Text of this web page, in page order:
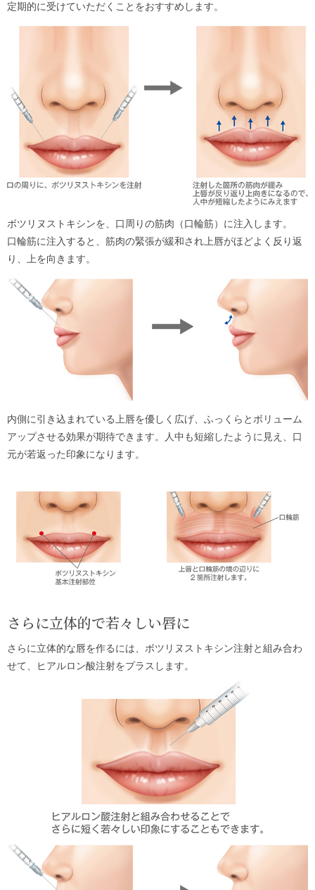
定期的に受けていただくことをおすすめします。
ボツリヌストキシンを、口周りの筋肉（口輪筋）に注入します。
口輪筋に注入すると、筋肉の緊張が緩和され上唇がほどよく反り返
り、上を向きます。
内側に引き込まれている上唇を優しく広げ、ふっくらとボリューム
アップさせる効果が期待できます。人中も短縮したように見え、口
元が若返った印象になります。
さらに立体的で若々しい唇に
さらに立体的な唇を作るには、ボツリヌストキシン注射と組み合わ
せて、ヒアルロン酸注射をプラスします。